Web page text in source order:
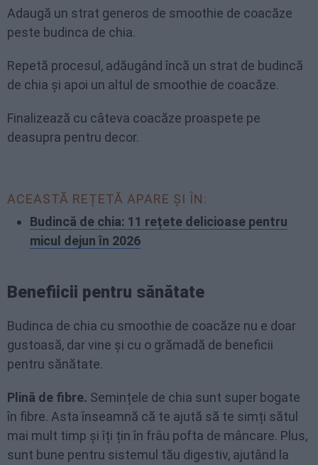
Adaugă un strat generos de smoothie de coacăze
peste budinca de chia.
Repetă procesul, adăugând încă un strat de budincă
de chia și apoi un altul de smoothie de coacăze.
Finalizează cu câteva coacăze proaspete pe
deasupra pentru decor.
ACEASTĂ REȚETĂ APARE ȘI ÎN:
Budincă de chia: 11 rețete delicioase pentru
micul dejun în 2026
Benefiicii pentru sănătate
Budinca de chia cu smoothie de coacăze nu e doar
gustoasă, dar vine și cu o grămadă de beneficii
pentru sănătate.
Plină de fibre. Semințele de chia sunt super bogate
în fibre. Asta înseamnă că te ajută să te simți sătul
mai mult timp și îți țin în frâu pofta de mâncare. Plus,
sunt bune pentru sistemul tău digestiv, ajutând la